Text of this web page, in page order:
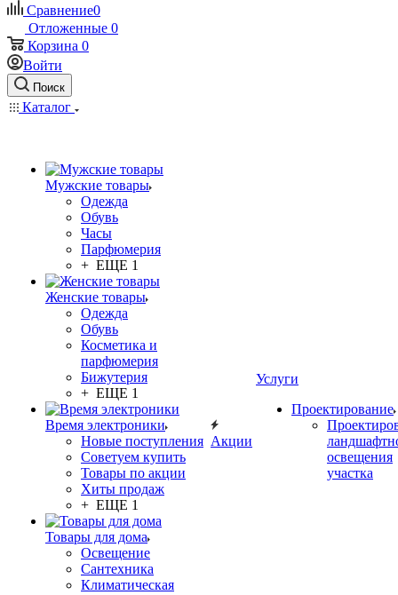
Сравнение0
Отложенные 0
Корзина 0
Войти
Поиск
Каталог
Мужские товары
Одежда
Обувь
Часы
Парфюмерия
+ ЕЩЕ 1
Женские товары
Одежда
Обувь
Косметика и
парфюмерия
Бижутерия
+ ЕЩЕ 1
Время электроники
Новые поступления
Советуем купить
Товары по акции
Хиты продаж
+ ЕЩЕ 1
Товары для дома
Освещение
Сантехника
Климатическая
Акции
Услуги
Проектирование
освещения
участка